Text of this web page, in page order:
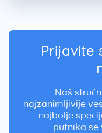
Prijavite
Naš
najzanimljivije
najbolje
putnika se